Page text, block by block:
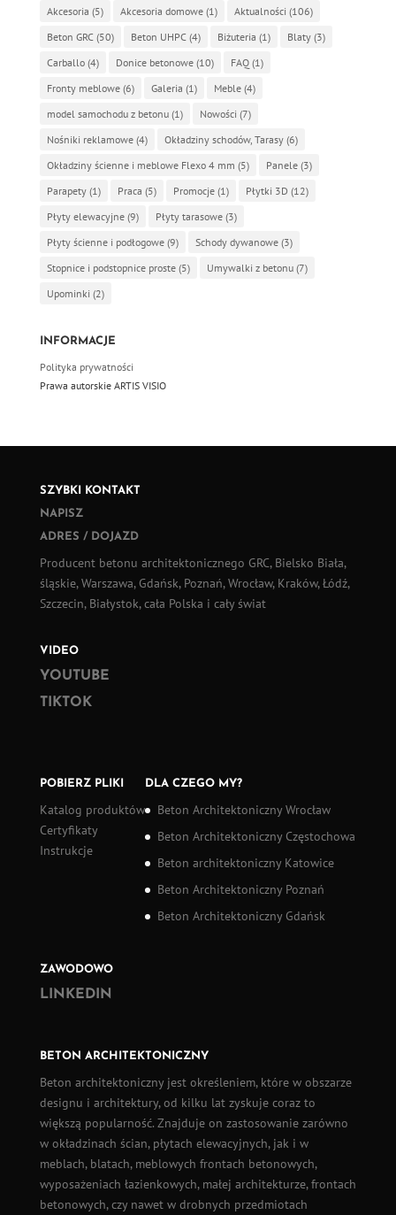
Akcesoria (5) Akcesoria domowe(1) Aktualności (106)
Beton GRC(50) Beton UHPC(4) Biżuteria (1) Blaty(3)
Carballo(4) Donice betonowe(10) FAQ(1)
Fronty meblowe(6) Galeria (1) Meble(4)
model samochodu z betonu(1) Nowości (7)
Nośniki reklamowe(4) Okładziny schodów, Tarasy(6)
Okładziny ścienne i meblowe Flexo 4 mm (5) Panele(3)
Parapety(1) Praca (5) Promocje(1) Płytki 3D (12)
Płyty elewacyjne(9) Płyty tarasowe(3)
Płyty ścienne i podłogowe(9) Schody dywanowe(3)
Stopnice i podstopnice proste(5) Umywalki z betonu(7)
Upominki (2)
INFORMACJE
Polityka prywatności
Prawa autorskie ARTIS VISIO
SZYBKI KONTAKT
NAPISZ
ADRES / DOJAZD
Producent betonu architektonicznego GRC, Bielsko Biała,
śląskie, Warszawa, Gdańsk, Poznań, Wrocław, Kraków, Łódź,
Szczecin, Białystok, cała Polska i cały świat
VIDEO
YOUTUBE
TIKTOK
POBIERZ PLIKI
Katalog produktów
Certyfikaty
Instrukcje
DLA CZEGO MY?
Beton Architektoniczny Wrocław
Beton Architektoniczny Częstochowa
Beton architektoniczny Katowice
Beton Architektoniczny Poznań
Beton Architektoniczny Gdańsk
ZAWODOWO
LINKEDIN
BETON ARCHITEKTONICZNY
Beton architektonicznyjest określeniem, które w obszarze
designu i architektury, od kilku lat zyskuje coraz to
większą popularność. Znajduje on zastosowanie zarówno
w okładzinach ścian, płytach elewacyjnych, jak i w
meblach, blatach, meblowych frontach betonowych,
wyposażeniach łazienkowych, małej architekturze, frontach
betonowych, czy nawet w drobnych przedmiotach